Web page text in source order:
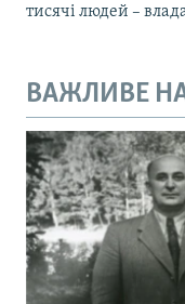
тисячі людей –
ВАЖЛИВЕ